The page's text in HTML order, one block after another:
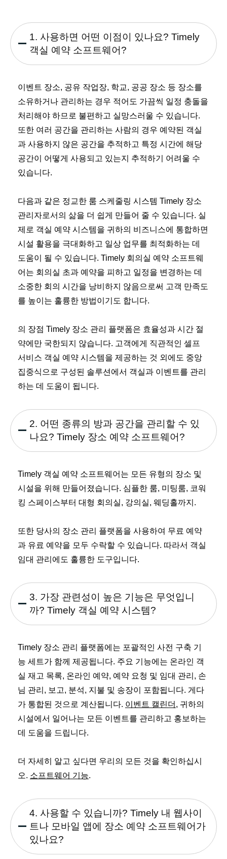
1. 사용하면 어떤 이점이 있나요? Timely
객실 예약 소프트웨어?
이벤트 장소, 공유 작업장, 학교, 공공 장소 등 장소를
소유하거나 관리하는 경우 적어도 가끔씩 일정 충돌을
처리해야 하므로 불편하고 실망스러울 수 있습니다.
또한 여러 공간을 관리하는 사람의 경우 예약된 객실
과 사용하지 않은 공간을 추적하고 특정 시간에 해당
공간이 어떻게 사용되고 있는지 추적하기 어려울 수
있습니다.
다음과 같은 정교한 룸 스케줄링 시스템 Timely 장소
관리자로서의 삶을 더 쉽게 만들어 줄 수 있습니다. 실
제로 객실 예약 시스템을 귀하의 비즈니스에 통합하면
시설 활용을 극대화하고 일상 업무를 최적화하는 데
도움이 될 수 있습니다. Timely 회의실 예약 소프트웨
어는 회의실 초과 예약을 피하고 일정을 변경하는 데
소중한 회의 시간을 낭비하지 않음으로써 고객 만족도
를 높이는 훌륭한 방법이기도 합니다.
의 장점 Timely 장소 관리 플랫폼은 효율성과 시간 절
약에만 국한되지 않습니다. 고객에게 직관적인 셀프
서비스 객실 예약 시스템을 제공하는 것 외에도 중앙
집중식으로 구성된 솔루션에서 객실과 이벤트를 관리
하는 데 도움이 됩니다.
2. 어떤 종류의 방과 공간을 관리할 수 있
나요? Timely 장소 예약 소프트웨어?
Timely 객실 예약 소프트웨어는 모든 유형의 장소 및
시설을 위해 만들어졌습니다. 심플한 룸, 미팅룸, 코워
킹 스페이스부터 대형 회의실, 강의실, 웨딩홀까지.
또한 당사의 장소 관리 플랫폼을 사용하여 무료 예약
과 유료 예약을 모두 수락할 수 있습니다. 따라서 객실
임대 관리에도 훌륭한 도구입니다.
3. 가장 관련성이 높은 기능은 무엇입니
까? Timely 객실 예약 시스템?
Timely 장소 관리 플랫폼에는 포괄적인 사전 구축 기
능 세트가 함께 제공됩니다. 주요 기능에는 온라인 객
실 재고 목록, 온라인 예약, 예약 요청 및 임대 관리, 손
님 관리, 보고, 분석, 지불 및 송장이 포함됩니다. 게다
가 통합된 것으로 계산됩니다. 이벤트 캘린더 , 귀하의
시설에서 일어나는 모든 이벤트를 관리하고 홍보하는
데 도움을 드립니다.
더 자세히 알고 싶다면 우리의 모든 것을 확인하십시
오. 소프트웨어 기능.
4. 사용할 수 있습니까? Timely 내 웹사이
트나 모바일 앱에 장소 예약 소프트웨어가
있나요?